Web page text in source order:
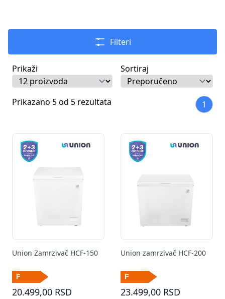
Filteri
Prikaži Sortiraj
Prikazano 5 od 5 rezultata 1
Union Zamrzivač HCF-150
20.499,00 RSD
Union zamrzivač HCF-200
23.499,00 RSD